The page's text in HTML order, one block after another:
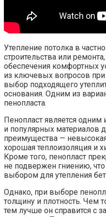
Утепление потолка в
строительства или
обеспечения комфортных
из ключевых вопросов при
выбор подходящего
основания. Одним из
пенопласта.
Пенопласт является
и популярных материалов
преимущества —
хорошая теплоизоляция и
Кроме того, пенопласт
не подвержен гниению,
выбором для утепления
Однако, при выборе
толщину и плотность. Чем
тем лучше он справится с